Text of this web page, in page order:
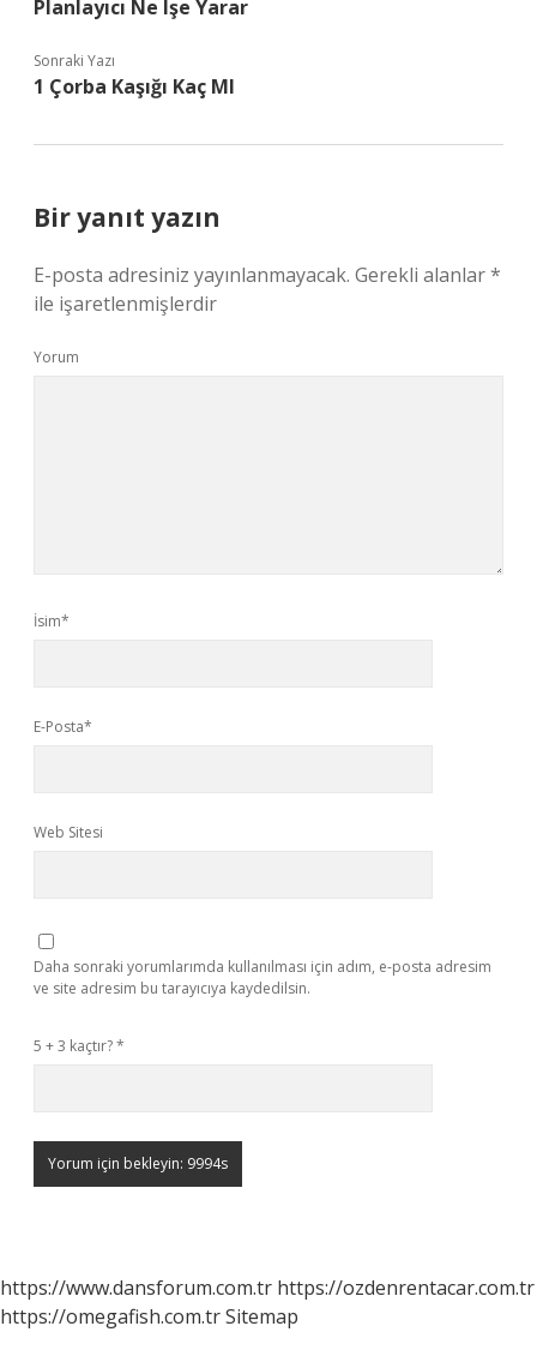
Planlayıcı Ne Işe Yarar
Sonraki Yazı
1 Çorba Kaşığı Kaç Ml
Bir yanıt yazın
E-posta adresiniz yayınlanmayacak. Gerekli alanlar*
ile işaretlenmişlerdir
Yorum
İsim*
E-Posta*
Web Sitesi
Daha sonraki yorumlarımda kullanılması için adım, e-posta adresim
ve site adresim bu tarayıcıya kaydedilsin.
5 + 3 kaçtır?*
https://www.dansforum.com.tr https://ozdenrentacar.com.tr
https://omegafish.com.trSitemap